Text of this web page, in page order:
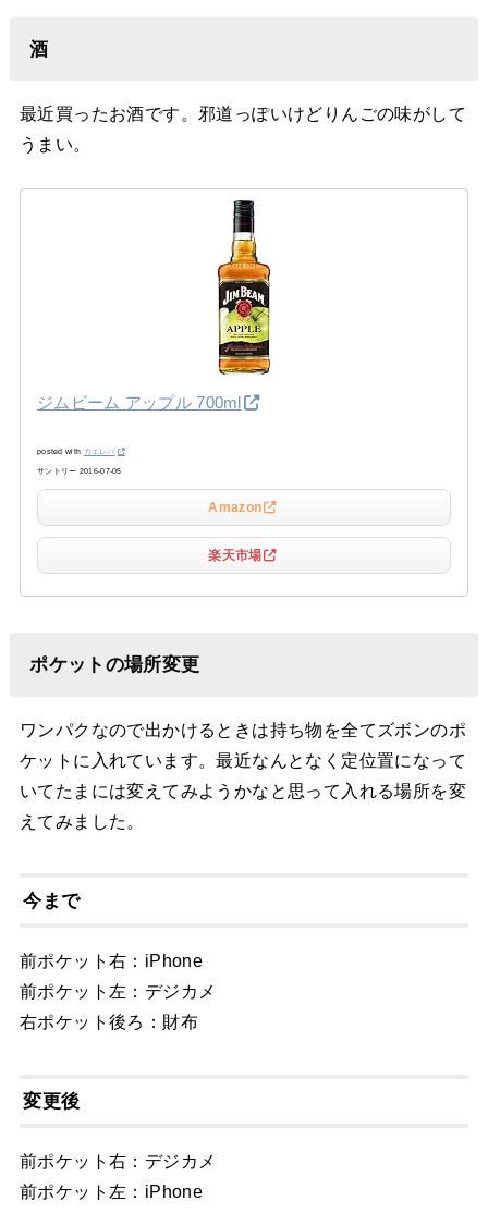
酒
最近買ったお酒です。邪道っぽいけどりんごの味がして
うまい。
ジムビーム アップル 700ml
posted with カエレバ
サントリー 2016-07-05
Amazon
楽天市場
ポケットの場所変更
ワンパクなので出かけるときは持ち物を全てズボンのポ
ケットに入れています。最近なんとなく定位置になって
いてたまには変えてみようかなと思って入れる場所を変
えてみました。
今まで
前ポケット右：iPhone
前ポケット左：デジカメ
右ポケット後ろ：財布
変更後
前ポケット右：デジカメ
前ポケット左：iPhone